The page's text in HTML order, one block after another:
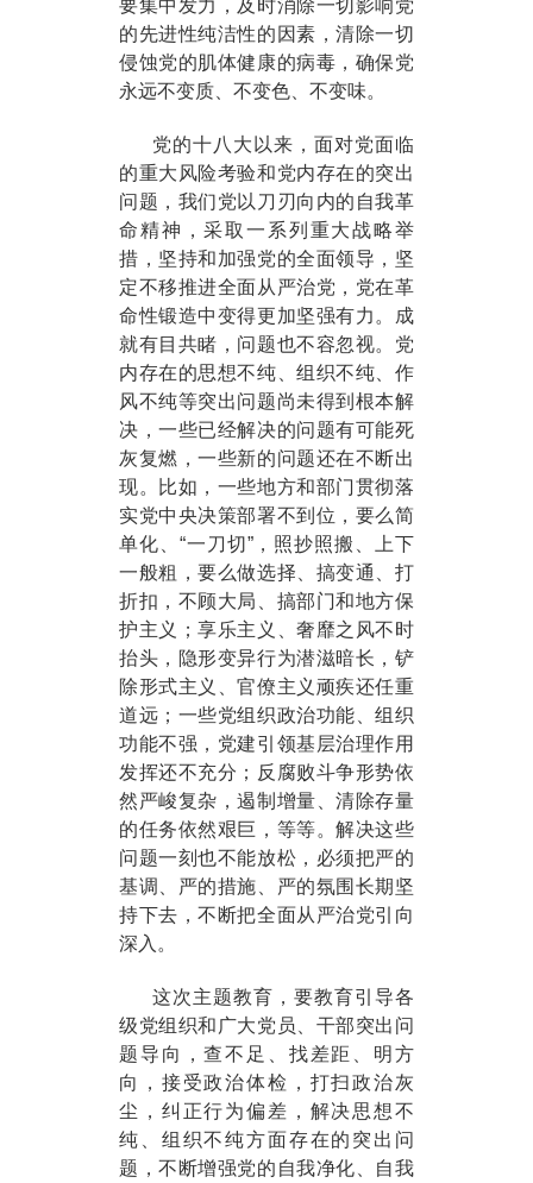
要集中发力，及时消除一切影响党
的先进性纯洁性的因素，清除一切
侵蚀党的肌体健康的病毒，确保党
永远不变质、不变色、不变味。
党的十八大以来，面对党面临
的重大风险考验和党内存在的突出
问题，我们党以刀刃向内的自我革
命精神，采取一系列重大战略举
措，坚持和加强党的全面领导，坚
定不移推进全面从严治党，党在革
命性锻造中变得更加坚强有力。成
就有目共睹，问题也不容忽视。党
内存在的思想不纯、组织不纯、作
风不纯等突出问题尚未得到根本解
决，一些已经解决的问题有可能死
灰复燃，一些新的问题还在不断出
现。比如，一些地方和部门贯彻落
实党中央决策部署不到位，要么简
单化、“一刀切”，照抄照搬、上下
一般粗，要么做选择、搞变通、打
折扣，不顾大局、搞部门和地方保
护主义；享乐主义、奢靡之风不时
抬头，隐形变异行为潜滋暗长，铲
除形式主义、官僚主义顽疾还任重
道远；一些党组织政治功能、组织
功能不强，党建引领基层治理作用
发挥还不充分；反腐败斗争形势依
然严峻复杂，遏制增量、清除存量
的任务依然艰巨，等等。解决这些
问题一刻也不能放松，必须把严的
基调、严的措施、严的氛围长期坚
持下去，不断把全面从严治党引向
深入。
这次主题教育，要教育引导各
级党组织和广大党员、干部突出问
题导向，查不足、找差距、明方
向，接受政治体检，打扫政治灰
尘，纠正行为偏差，解决思想不
纯、组织不纯方面存在的突出问
题，不断增强党的自我净化、自我